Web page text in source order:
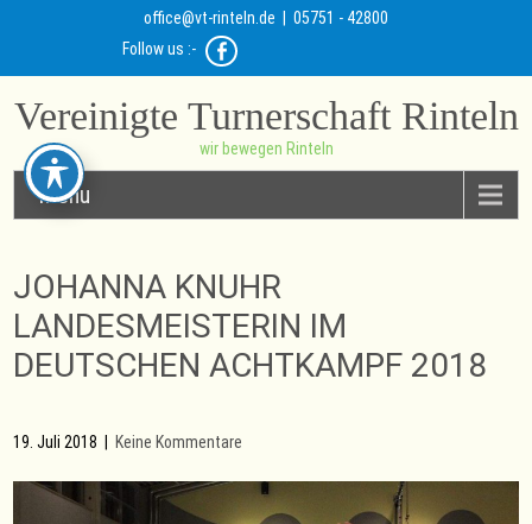
office@vt-rinteln.de | 05751 - 42800
Follow us :-
Vereinigte Turnerschaft Rinteln
wir bewegen Rinteln
Menu
JOHANNA KNUHR
LANDESMEISTERIN IM
DEUTSCHEN ACHTKAMPF 2018
19. Juli 2018 Keine Kommentare